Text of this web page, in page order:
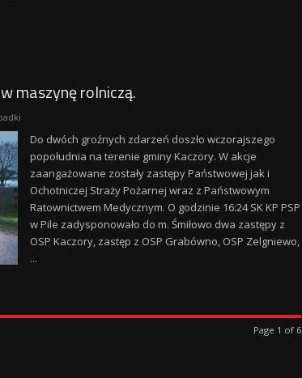
maszynę rolniczą.
Do dwóch groźnych zdarzeń doszło wczorajszego
popołudnia na terenie gminy Kaczory. W akcje
zaangażowane zostały zastępy Państwowej jak i
Ochotniczej Straży Pożarnej wraz z Państwowym
Ratownictwem Medycznym. O godzinie 16:24 SK KP PSP
w Pile zadysponowało do m. Śmiłowo dwa zastępy z
OSP Kaczory, zastęp z OSP Grabówno, OSP Zelgniewo,
...
Page 1 of 6